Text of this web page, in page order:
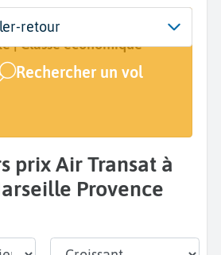
Provence (MRS)
votre voyage
| Classe
| Classe économique
Rechercher un vol
retour
Provence